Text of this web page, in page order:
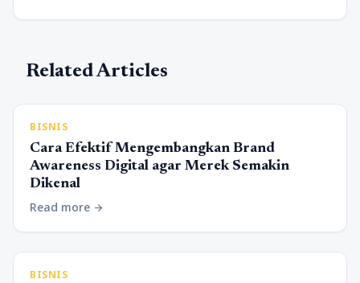
Related Articles
BISNIS
Cara Efektif Mengembangkan Brand
Awareness Digital agar Merek Semakin
Dikenal
Read more arrow_forward
BISNIS